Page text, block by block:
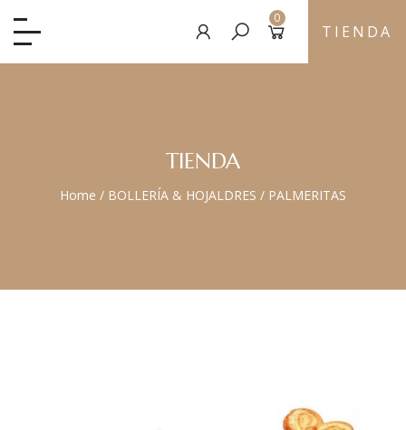
0
TIENDA
TIENDA
Home / BOLLERÍA & HOJALDRES / PALMERITAS